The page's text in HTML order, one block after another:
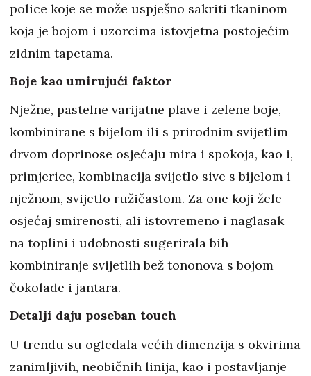
police koje se može uspješno sakriti tkaninom
koja je bojom i uzorcima istovjetna postojećim
zidnim tapetama.
Boje kao umirujući faktor
Nježne, pastelne varijatne plave i zelene boje,
kombinirane s bijelom ili s prirodnim svijetlim
drvom doprinose osjećaju mira i spokoja, kao i,
primjerice, kombinacija svijetlo sive s bijelom i
nježnom, svijetlo ružičastom. Za one koji žele
osjećaj smirenosti, ali istovremeno i naglasak
na toplini i udobnosti sugerirala bih
kombiniranje svijetlih bež tononova s bojom
čokolade i jantara.
Detalji daju poseban touch
U trendu su ogledala većih dimenzija s okvirima
zanimljivih, neobičnih linija, kao i postavljanje